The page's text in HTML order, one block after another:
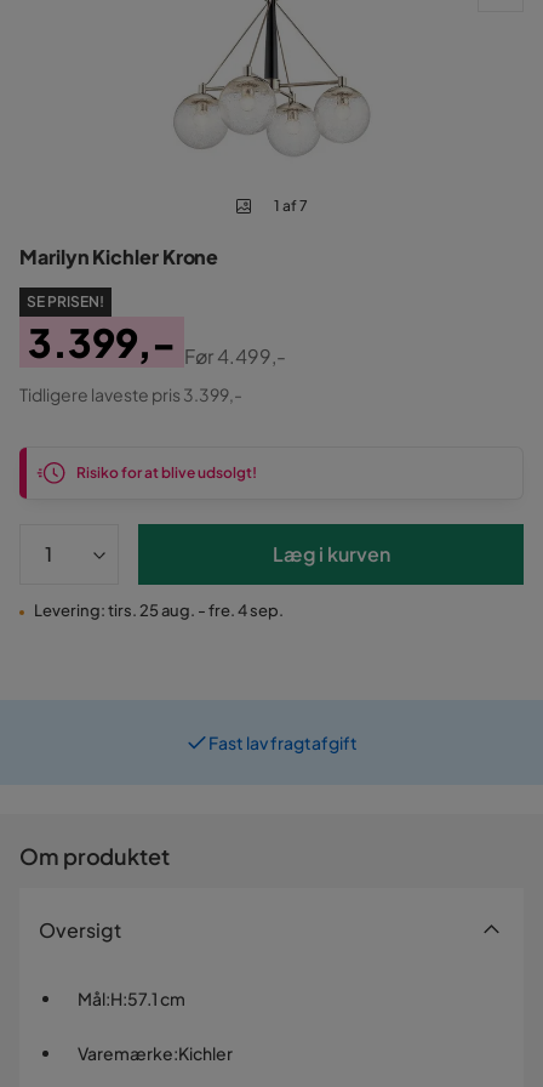
1 af 7
Marilyn Kichler Krone
SE PRISEN!
Pris
3.399,-
Original
Pris
Før4.499,-
Tidligere laveste pris 3.399,-
Risiko for at blive udsolgt!
Læg i kurven
Levering: tirs. 25 aug. - fre. 4 sep.
Fast lav fragtafgift
Om produktet
Oversigt
Mål:H:57.1 cm
Varemærke:Kichler